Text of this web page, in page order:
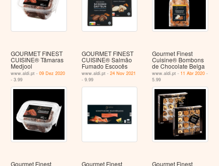
GOURMET FINEST
CUISINE® Tâmaras
Medjool
www.aldi.pt -09 Dez 2020
- 3.99
GOURMET FINEST
CUISINE® Salmão
Fumado Escocês
www.aldi.pt - 24 Nov 2021
- 9.99
Gourmet Finest
Cuisine® Bombons
de Chocolate Belga
www.aldi.pt - 11 Abr 2020 -
5.99
Gourmet Finest Gourmet Finest Gourmet Finest